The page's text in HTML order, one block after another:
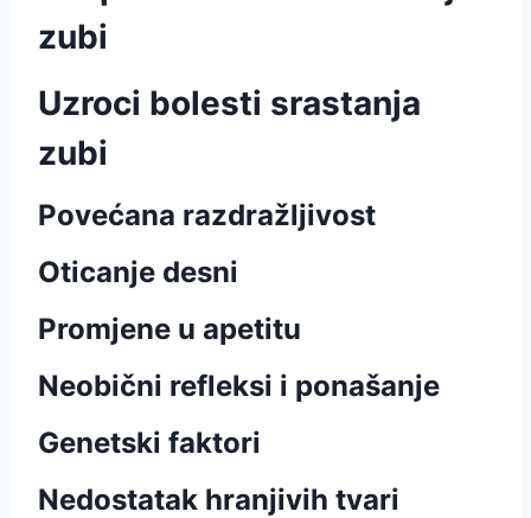
zubi
Uzroci bolesti srastanja
zubi
Povećana razdražljivost
Oticanje desni
Promjene u apetitu
Neobični refleksi i ponašanje
Genetski faktori
Nedostatak hranjivih tvari